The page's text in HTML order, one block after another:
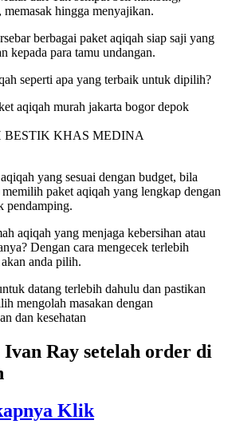
hingga menyajikan.
berbagai paket aqiqah siap saji yang
kepada para tamu undangan.
seperti apa yang terbaik untuk dipilih?
BESTIK KHAS MEDINA
yang sesuai dengan budget, bila
paket aqiqah yang lengkap dengan
pendamping.
aqiqah yang menjaga kebersihan atau
Dengan cara mengecek terlebih
anda pilih.
datang terlebih dahulu dan pastikan
mengolah masakan dengan
dan kesehatan
Ray setelah order di
Klik